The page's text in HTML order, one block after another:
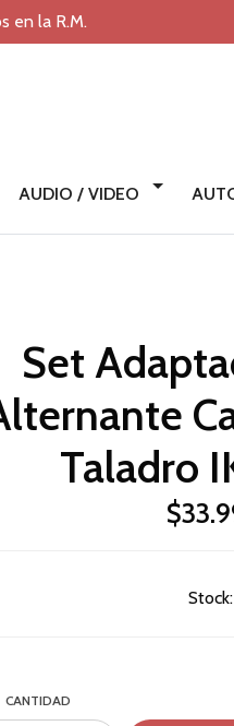
en la R.M.
AUDIO / VIDEO
Set
Taladro
Stock:
CANTIDAD